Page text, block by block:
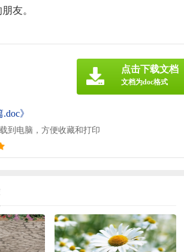
友。
》
到电脑，方便收藏和打印
点击下载文档
文档为doc格式